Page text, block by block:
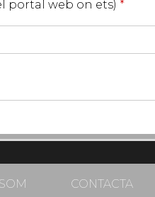
portal web on ets) *
CONTACTA